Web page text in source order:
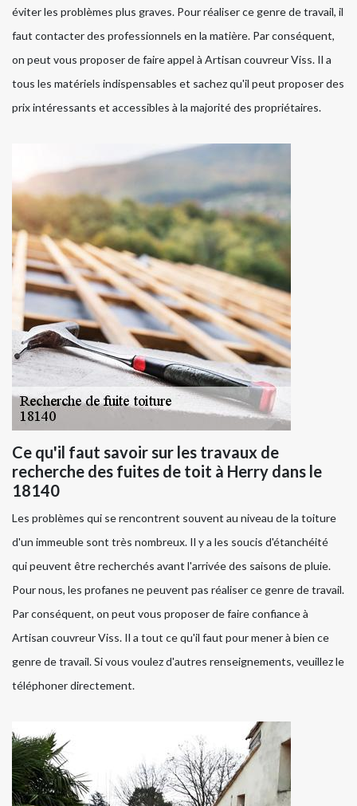
éviter les problèmes plus graves. Pour réaliser ce genre de travail, il
faut contacter des professionnels en la matière. Par conséquent,
on peut vous proposer de faire appel à Artisan couvreur Viss. Il a
tous les matériels indispensables et sachez qu'il peut proposer des
prix intéressants et accessibles à la majorité des propriétaires.
Ce qu'il faut savoir sur les travaux de
recherche des fuites de toit à Herry dans le
18140
Les problèmes qui se rencontrent souvent au niveau de la toiture
d'un immeuble sont très nombreux. Il y a les soucis d'étanchéité
qui peuvent être recherchés avant l'arrivée des saisons de pluie.
Pour nous, les profanes ne peuvent pas réaliser ce genre de travail.
Par conséquent, on peut vous proposer de faire confiance à
Artisan couvreur Viss. Il a tout ce qu'il faut pour mener à bien ce
genre de travail. Si vous voulez d'autres renseignements, veuillez le
téléphoner directement.